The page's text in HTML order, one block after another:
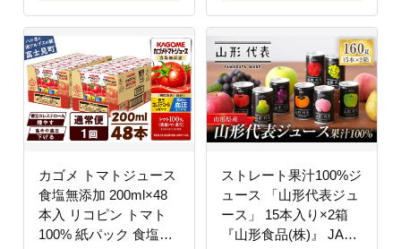
カゴメ トマトジュース
食塩無添加 200ml×48
本入 リコピン トマト
100% 紙パック 食塩不
ストレート果汁100%ジ
ュース 「山形代表ジュ
ース」 15本入り×2箱
『山形食品(株)』 JA山